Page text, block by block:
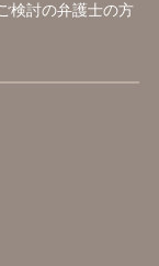
検討の弁護士の方